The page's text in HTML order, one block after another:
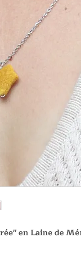
en Laine de